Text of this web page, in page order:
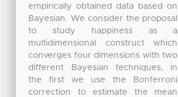
empirically obtained data based on
Bayesian. We consider the proposal
to study happiness as a
multidimensional construct which
converges four dimensions with two
different Bayesian techniques, in
the first we use the Bonferroni
correction to estimate the mean